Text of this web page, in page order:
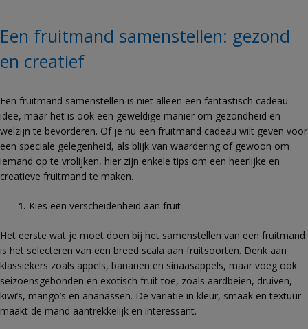
Een fruitmand samenstellen: gezond
en creatief
Een fruitmand samenstellen is niet alleen een fantastisch cadeau-
idee, maar het is ook een geweldige manier om gezondheid en
welzijn te bevorderen. Of je nu een fruitmand cadeau wilt geven voor
een speciale gelegenheid, als blijk van waardering of gewoon om
iemand op te vrolijken, hier zijn enkele tips om een heerlijke en
creatieve fruitmand te maken.
Kies een verscheidenheid aan fruit
Het eerste wat je moet doen bij het samenstellen van een fruitmand
is het selecteren van een breed scala aan fruitsoorten. Denk aan
klassiekers zoals appels, bananen en sinaasappels, maar voeg ook
seizoensgebonden en exotisch fruit toe, zoals aardbeien, druiven,
kiwi’s, mango’s en ananassen. De variatie in kleur, smaak en textuur
maakt de mand aantrekkelijk en interessant.